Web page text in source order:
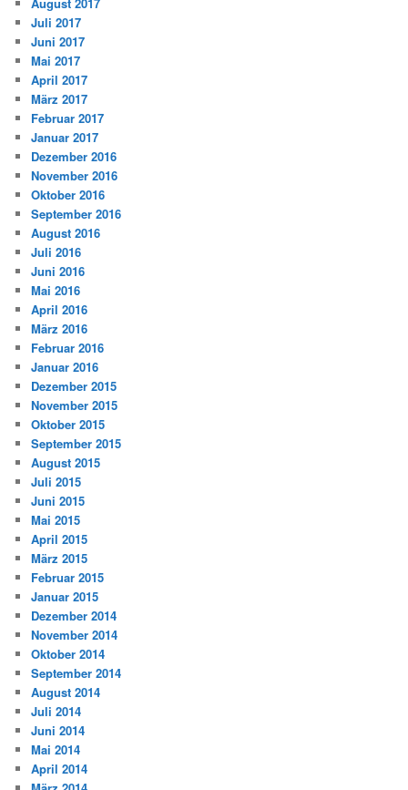
Juli 2017
Juni 2017
Mai 2017
April 2017
März 2017
Februar 2017
Januar 2017
Dezember 2016
November 2016
Oktober 2016
September 2016
August 2016
Juli 2016
Juni 2016
Mai 2016
April 2016
März 2016
Februar 2016
Januar 2016
Dezember 2015
November 2015
Oktober 2015
September 2015
August 2015
Juli 2015
Juni 2015
Mai 2015
April 2015
März 2015
Februar 2015
Januar 2015
Dezember 2014
November 2014
Oktober 2014
September 2014
August 2014
Juli 2014
Juni 2014
Mai 2014
April 2014